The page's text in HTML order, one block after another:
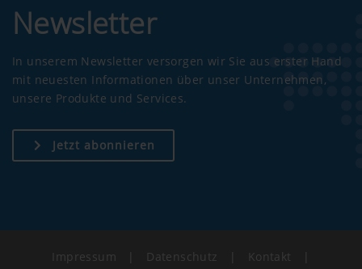
Google
Analytics
Analyse der
Benutzung
siehe
unterhalb.
Marketing
YouTube
Wir binden YouTube Videos auf
Newsletter
In unserem Newsletter versorgen wir Sie aus erster Hand
mit neuesten Informationen über unser Unternehmen,
unsere Produkte und Services.
Jetzt abonnieren
Impressum Datenschutz Kontakt